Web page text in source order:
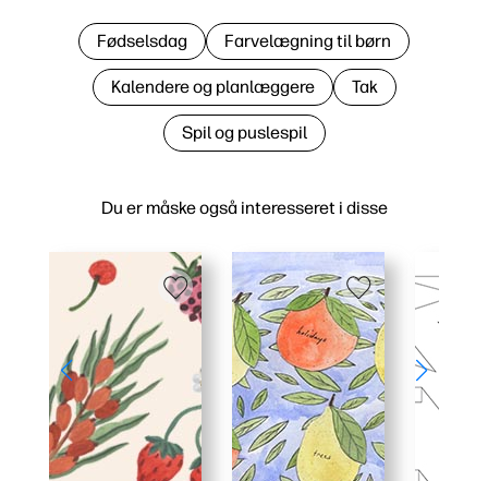
Du er måske også interesseret i disse
Fødselsdag Farvelægning til børn
Kalendere og planlæggere Tak
Spil og puslespil